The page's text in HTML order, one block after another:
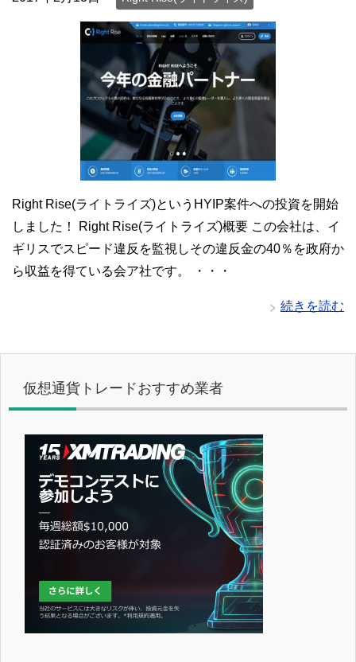
Right Rise(ライトライズ)というHYIP案件への投資を開始
しました！ Right Rise(ライトライズ)概要 この会社は、イ
ギリスでスピード違反を監視しその違反金の40％を政府か
ら収益を得ている会ア社です。 ・・・
続きを読む
仮想通貨トレードおすすめ業者